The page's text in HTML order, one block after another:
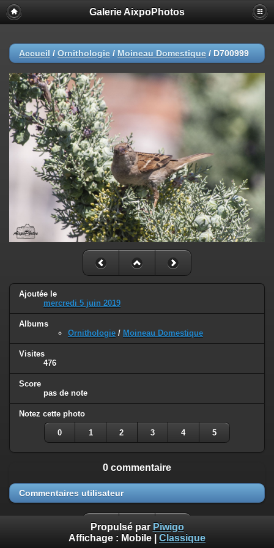
Galerie AixpoPhotos
Accueil / Ornithologie / Moineau Domestique / D700999
Ajoutée le
mercredi 5 juin 2019
Albums
Ornithologie / Moineau Domestique
Visites
476
Score
pas de note
Notez cette photo
0 1 2 3 4 5
0 commentaire
Commentaires utilisateur
Propulsé par Piwigo
Affichage : Mobile Classique